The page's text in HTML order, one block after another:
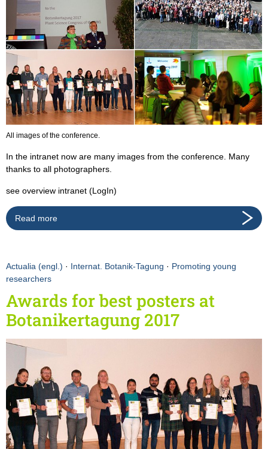
All images of the conference.
In the intranet now are many images from the conference. Many
thanks to all photographers.
see overview intranet (LogIn)
Read more
Actualia (engl.) · Internat. Botanik-Tagung · Promoting young
researchers
Awards for best posters at
Botanikertagung 2017